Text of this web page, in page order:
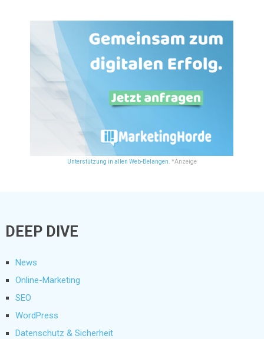
Unterstützung in allen Web-Belangen. *Anzeige
DEEP DIVE
News
Online-Marketing
SEO
WordPress
Datenschutz & Sicherheit